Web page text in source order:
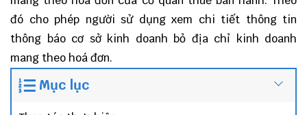
đó cho phép người sử dụng xem chi tiết thông tin
thông báo cơ sở kinh doanh bỏ địa chỉ kinh doanh
mang theo hoá đơn.
Mục lục